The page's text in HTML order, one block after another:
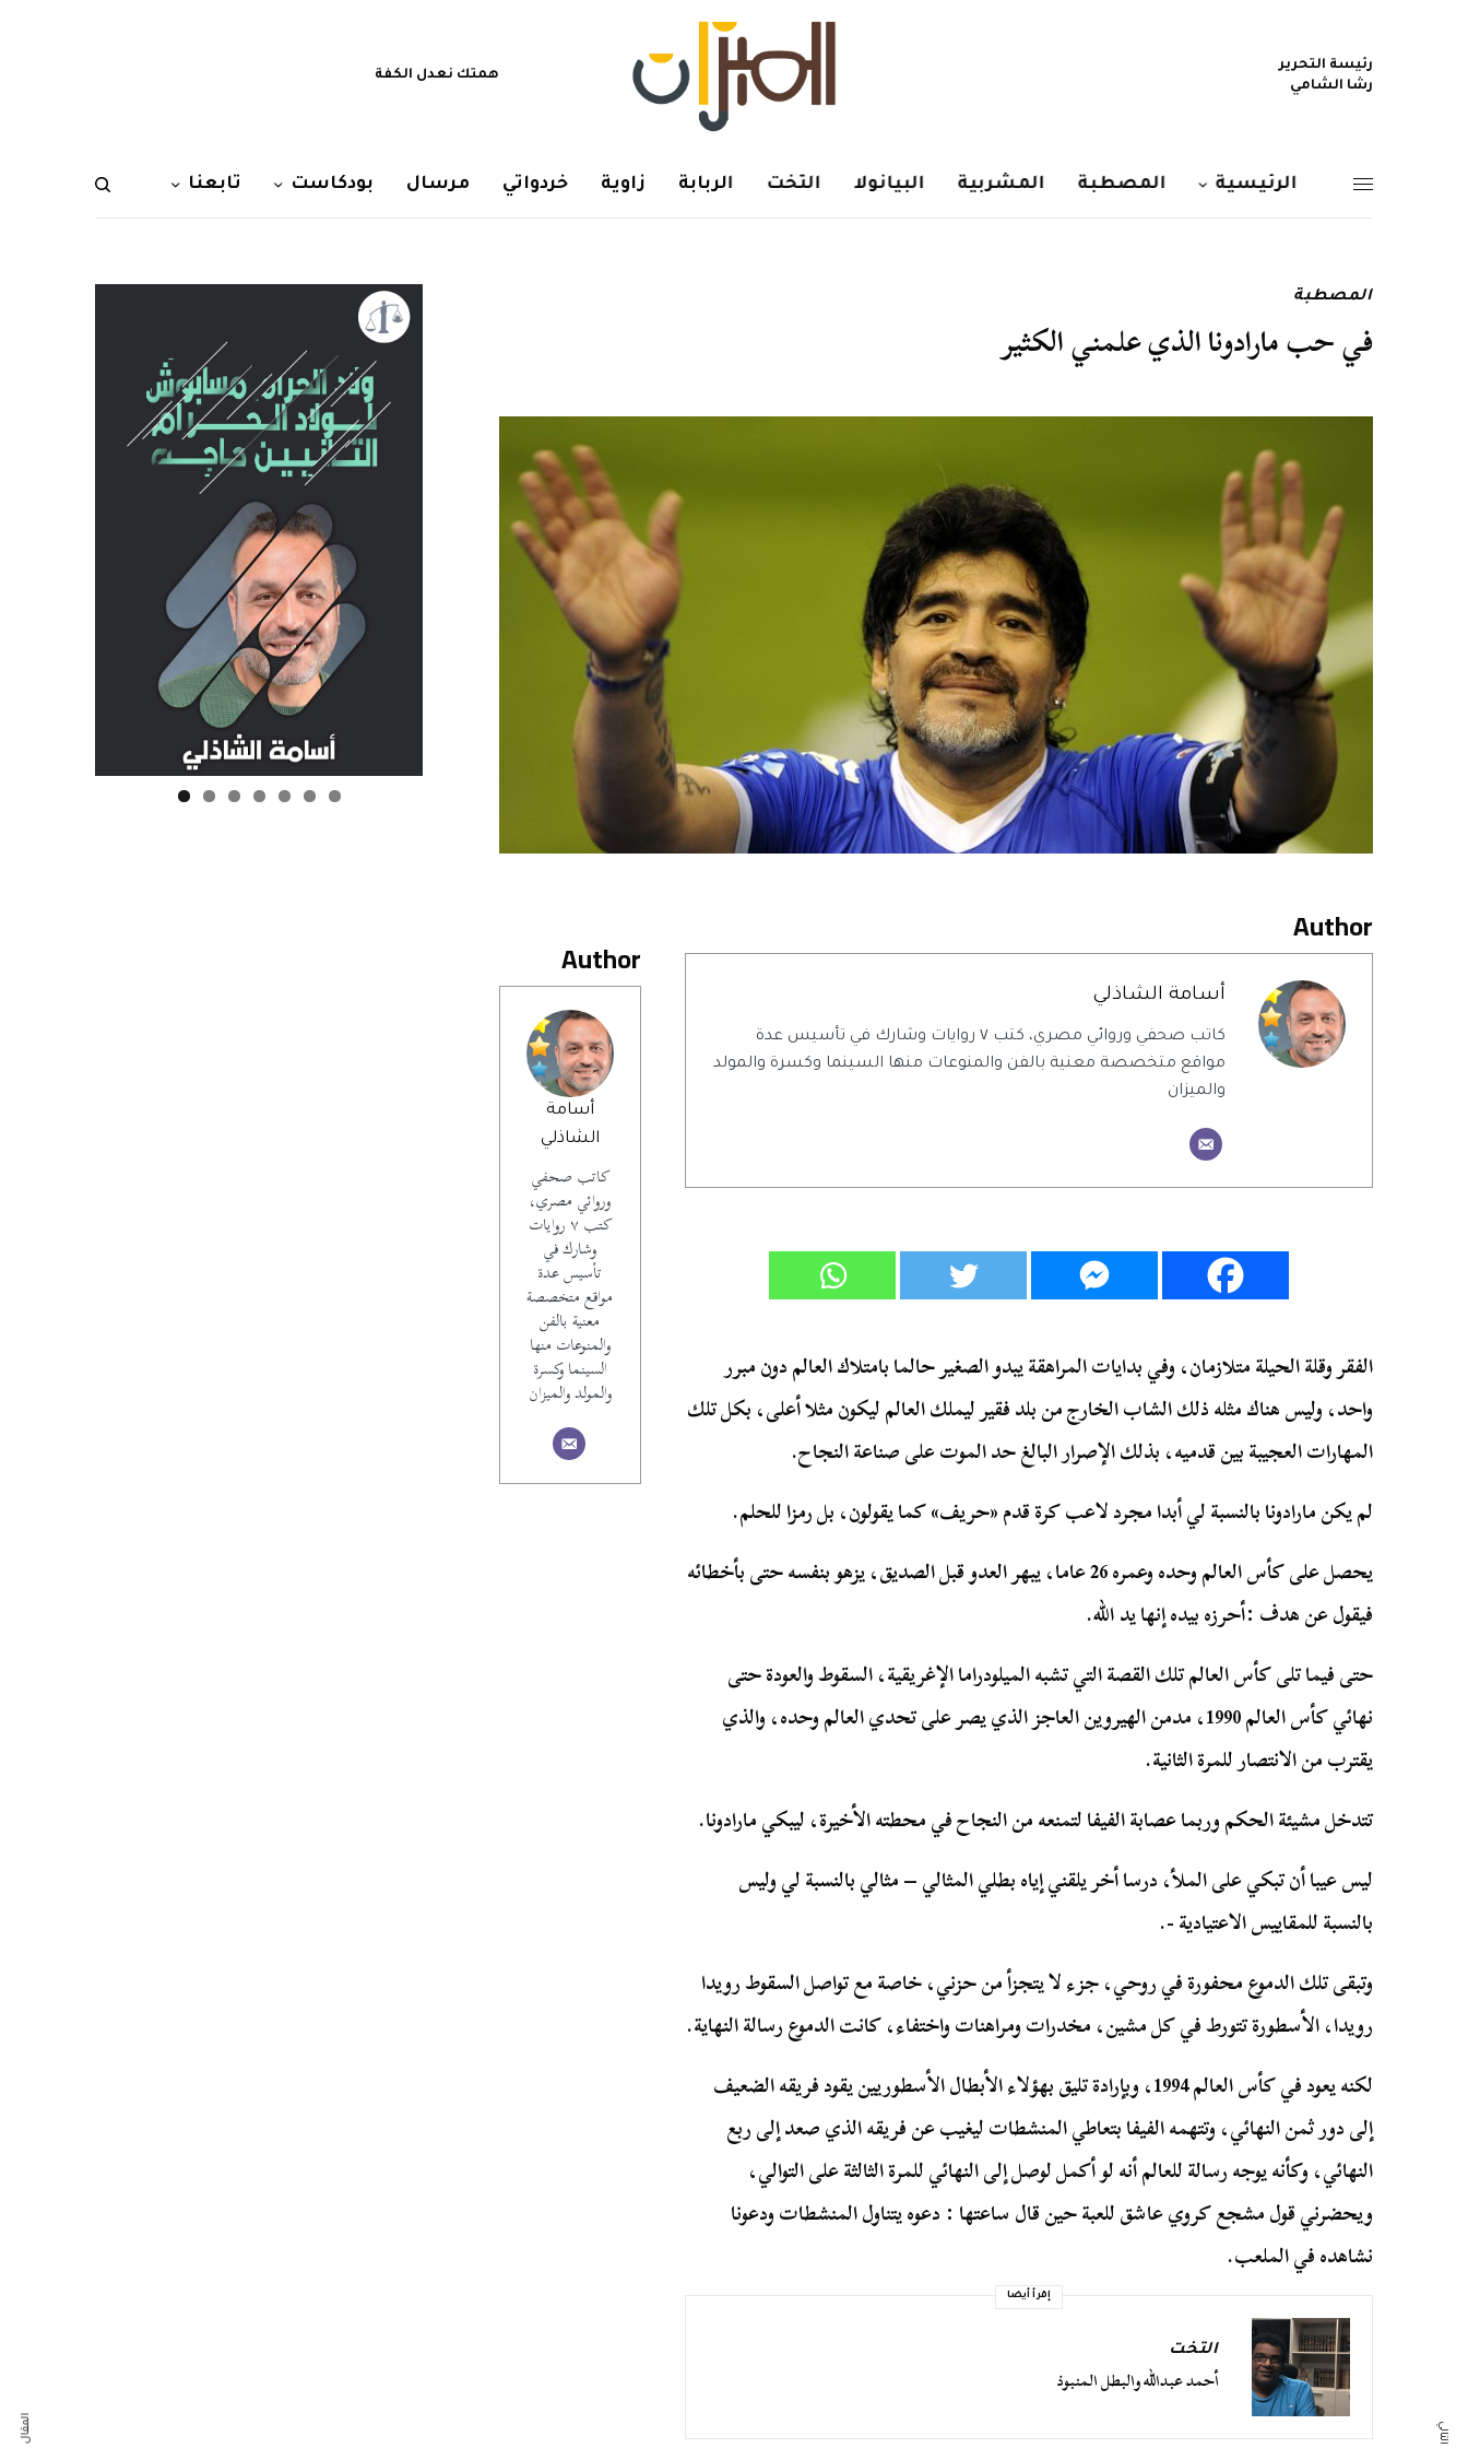
رئيسة التحرير
رشا الشامي
همتك نعدل الكفة
الرئيسية المصطبة المشربية البيانولا التخت الربابة زاوية خردواتي مرسال بودكاست تابعنا
المصطبة
في حب مارادونا الذي علمني الكثير
Author
أسامة
الشاذلي
كاتب صحفي
وروائي مصري،
كتب ٧ روايات
وشارك في
تأسيس عدة
مواقع متخصصة
معنية بالفن
والمنوعات منها
السينما وكسرة
والمولد والميزان
Author
أسامة الشاذلي
كاتب صحفي وروائي مصري، كتب ٧ روايات وشارك في تأسيس عدة
مواقع متخصصة معنية بالفن والمنوعات منها السينما وكسرة والمولد
والميزان
الفقر وقلة الحيلة متلازمان، وفي بدايات المراهقة يبدو الصغير حالما بامتلاك العالم دون مبرر
واحد، وليس هناك مثله ذلك الشاب الخارج من بلد فقير ليملك العالم ليكون مثلا أعلى، بكل تلك
المهارات العجيبة بين قدميه، بذلك الإصرار البالغ حد الموت على صناعة النجاح.
لم يكن مارادونا بالنسبة لي أبدا مجرد لاعب كرة قدم «حريف» كما يقولون، بل رمزا للحلم.
يحصل على كأس العالم وحده وعمره 26 عاما، يبهر العدو قبل الصديق، يزهو بنفسه حتى بأخطائه
فيقول عن هدف :أحرزه بيده إنها يد الله.
حتى فيما تلى كأس العالم تلك القصة التي تشبه الميلودراما الإغريقية، السقوط والعودة حتى
نهائي كأس العالم 1990، مدمن الهيروين العاجز الذي يصر على تحدي العالم وحده، والذي
يقترب من الانتصار للمرة الثانية.
تتدخل مشيئة الحكم وربما عصابة الفيفا لتمنعه من النجاح في محطته الأخيرة، ليبكي مارادونا.
ليس عيبا أن تبكي على الملأ، درسا أخر يلقني إياه بطلي المثالي – مثالي بالنسبة لي وليس
بالنسبة للمقاييس الاعتيادية -.
وتبقى تلك الدموع محفورة في روحي، جزء لا يتجزأ من حزني، خاصة مع تواصل السقوط رويدا
رويدا، الأسطورة تتورط في كل مشين، مخدرات ومراهنات واختفاء، كانت الدموع رسالة النهاية.
لكنه يعود في كأس العالم 1994، وبإرادة تليق بهؤلاء الأبطال الأسطوريين يقود فريقه الضعيف
إلى دور ثمن النهائي، وتتهمه الفيفا بتعاطي المنشطات ليغيب عن فريقه الذي صعد إلى ربع
النهائي، وكأنه يوجه رسالة للعالم أنه لو أكمل لوصل إلى النهائي للمرة الثالثة على التوالي،
ويحضرني قول مشجع كروي عاشق للعبة حين قال ساعتها : دعوه يتناول المنشطات ودعونا
نشاهده في الملعب.
إقرأ أيضا
التخت
أحمد عبدالله والبطل المنبوذ